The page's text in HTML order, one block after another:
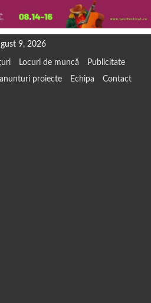
9, 2026
Locuri de muncă
Publicitate
proiecte Echipa Contact